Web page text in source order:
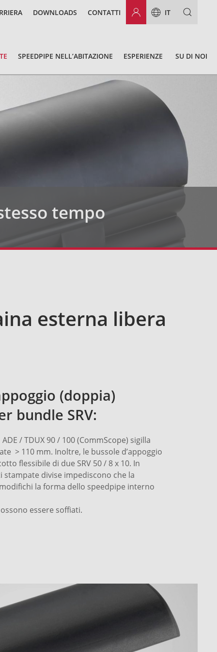
DOWNLOADS CONTATTI IT
SPEEDPIPE NELL’ABITAZIONE ESPERIENZE SU DI NOI
tempo
esterna libera
(doppia)
bundle SRV:
/ TDUX 90 / 100 (CommScope) sigilla
> 110 mm. Inoltre, le bussole d’appoggio
flessibile di due SRV 50 / 8 x 10. In
divise impediscono che la
la forma dello speedpipe interno
essere soffiati.